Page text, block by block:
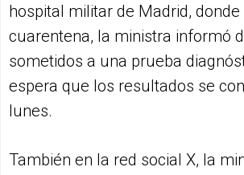
hospital militar de Madrid,
cuarentena, la ministra informó
sometidos a una prueba
espera que los resultados se
lunes.
También en la red social X, la